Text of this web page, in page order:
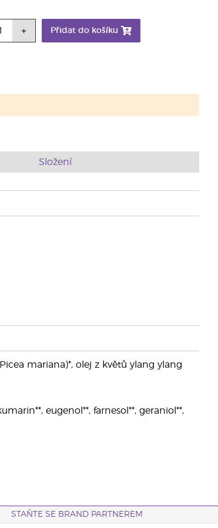
Přidat do košíku
Složení
mariana)*, olej z květů ylang ylang
eugenol**, farnesol**, geraniol**,
STAŇTE SE BRAND PARTNEREM